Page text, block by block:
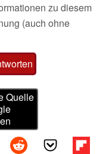
zu diesem
(auch ohne
Quelle